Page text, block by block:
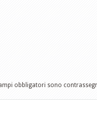
obbligatori sono